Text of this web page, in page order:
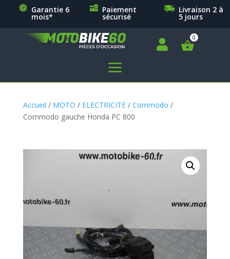
Garantie 6
mois*
Paiement
sécurisé
Livraison 2 à
5 jours

a
Accueil / MOTO / ELECTRICITE/ Commodo /
Commodo gauche Honda PC 800